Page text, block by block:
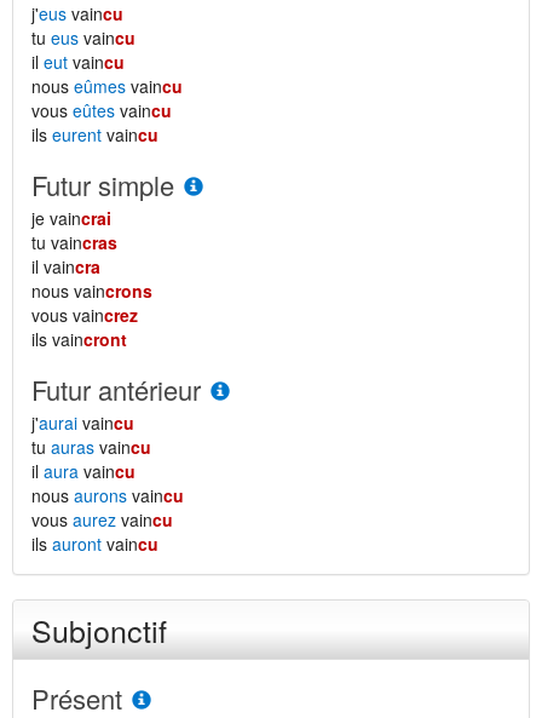
j'eus vaincu
tu eus vaincu
il eut vaincu
nous eûmes vaincu
vous eûtes vaincu
ils eurent vaincu
Futur simple
je vaincrai
tu vaincras
il vaincra
nous vaincrons
vous vaincrez
ils vaincront
Futur antérieur
j'aurai vaincu
tu auras vaincu
il aura vaincu
nous aurons vaincu
vous aurez vaincu
ils auront vaincu
Subjonctif
Présent